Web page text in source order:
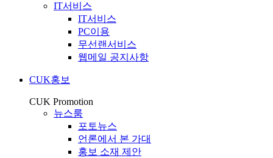
IT서비스
IT서비스
PC이용
무선랜서비스
웹메일 공지사항
CUK홍보
CUK Promotion
뉴스룸
포토뉴스
언론에서 본 가대
홍보 소재 제안